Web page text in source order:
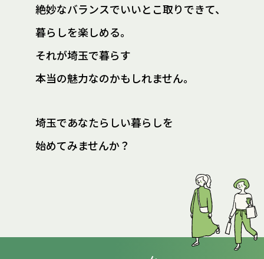
絶妙なバランスでいいとこ取りできて、
暮らしを楽しめる。
それが埼玉で暮らす
本当の魅力なのかもしれません。
埼玉であなたらしい暮らしを
始めてみませんか？